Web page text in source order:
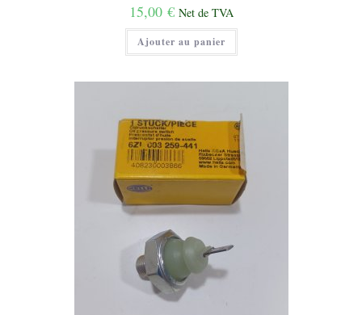
15,00 € Net de TVA
Ajouter au panier